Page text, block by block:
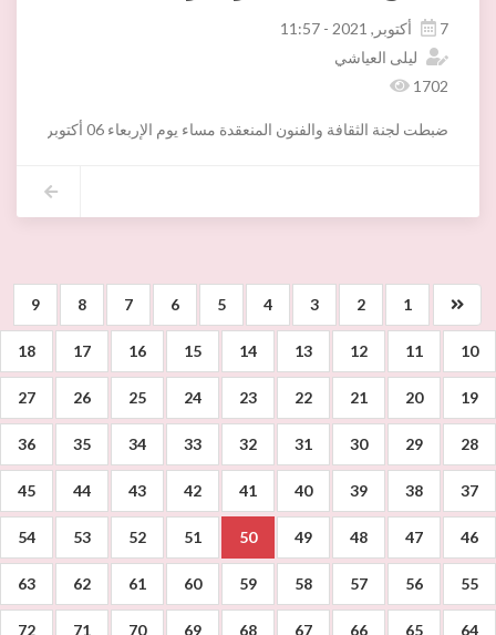
7 أكتوبر, 2021 - 11:57
ليلى العياشي
1702
ضبطت لجنة الثقافة والفنون المنعقدة مساء يوم الإربعاء 06 أكتوبر 2021 بإشراف السيد أنيس معزون رئيس اللجنة ،وبحضور السيد محمد حميد رئيس دائرة اريانة المدينة والسيدة سميرة عموري المندوبة الجهوية للثقافة بأريانة والسيد محمود الفراح عن الإدارة الجهوية للشؤون الدينية بأريانة والفنان طارق حاج يحي واطارات البلدية وممثلي عن الجمعية الثقافية لبلدية اريانة ،برنامج احياء بلدية اريانة للمولد النبوي الشريف بمقام سيدي عمار.
1
2
3
4
5
6
7
8
9
10
11
12
13
14
15
16
17
18
19
20
21
22
23
24
25
26
27
28
29
30
31
32
33
34
35
36
37
38
39
40
41
42
43
44
45
46
47
48
49
50
51
52
53
54
55
56
57
58
59
60
61
62
63
64
65
66
67
68
69
70
71
72